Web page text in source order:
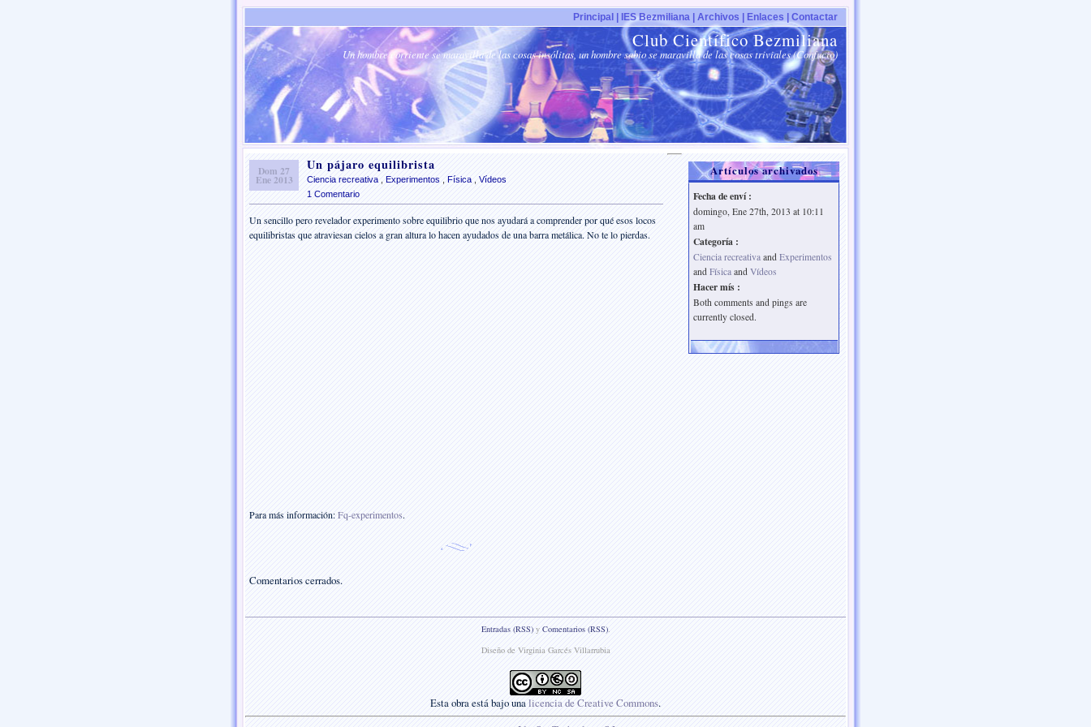
Principal | IES Bezmiliana | Archivos | Enlaces | Contactar
Club Científico Bezmiliana
Un hombre corriente se maravilla de las cosas insólitas, un hombre sabio se maravilla de las cosas triviales (Confucio)
Dom 27
Ene 2013
Un pájaro equilibrista
Ciencia recreativa , Experimentos , Física , Vídeos
1 Comentario
Un sencillo pero revelador experimento sobre equilibrio que nos ayudará a comprender por qué esos locos
equilibristas que atraviesan cielos a gran altura lo hacen ayudados de una barra metálica. No te lo pierdas.
Para más información:Fq-experimentos.
Comentarios cerrados.
Artículos archivados
Fecha de enví :
domingo, Ene 27th, 2013 at 10:11
am
Categoría :
Ciencia recreativa and Experimentos
and Física and Vídeos
Hacer mís :
Both comments and pings are
currently closed.
Entradas (RSS)y Comentarios (RSS).
Diseño de Virginia Garcés Villarrubia
Estaobraestá bajo unalicencia de Creative Commons.